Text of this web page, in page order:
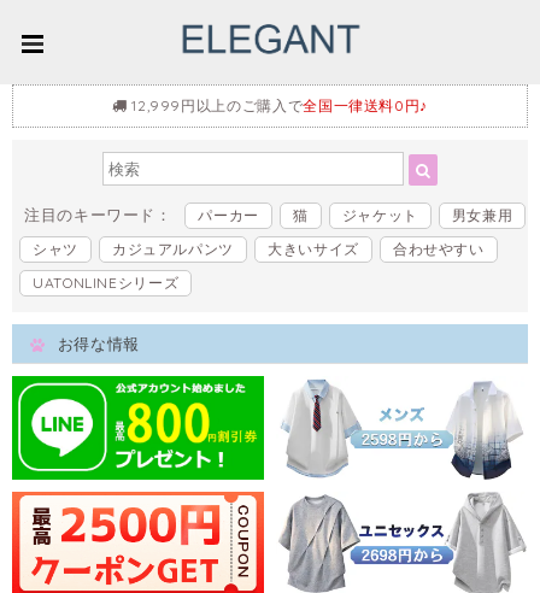
12,999円以上のご購入で全国一律送料0円♪
注目のキーワード： パーカー 猫 ジャケット
男女兼用
シャツ
カジュアルパンツ 大きいサイズ
合わせやすい
UATONLINEシリーズ
お得な情報